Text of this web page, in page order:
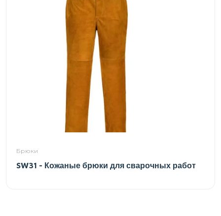
Брюки
SW31 - Кожаные брюки для сварочных работ